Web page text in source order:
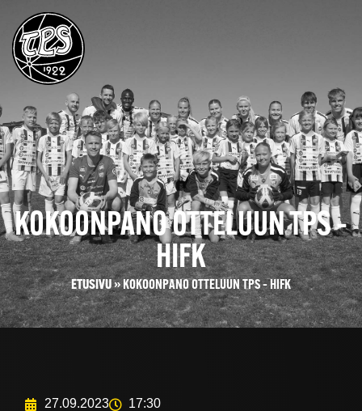
KOKOONPANO OTTELUUN TPS –
HIFK
ETUSIVU»KOKOONPANO OTTELUUN TPS – HIFK
27.09.2023
17:30